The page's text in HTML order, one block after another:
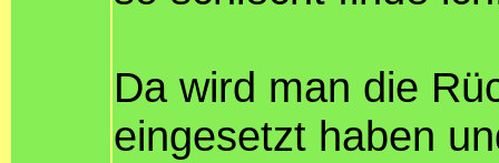
Da wird man die
eingesetzt haben